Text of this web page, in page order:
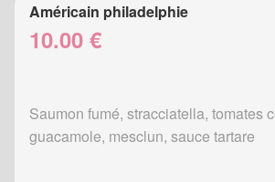
Américain philadelphie
10.00 €
Saumon fumé, stracciatella, tomates
guacamole, mesclun, sauce tartare